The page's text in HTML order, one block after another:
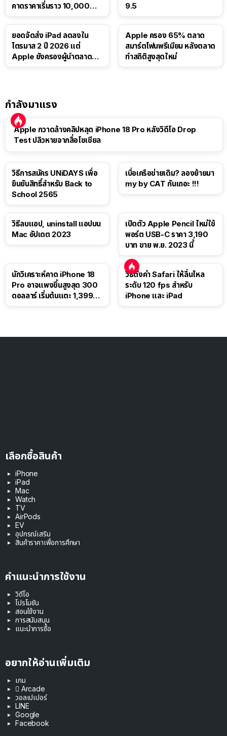
คาดราคาเริ่มราว 10,000
9.5
ยอดจัดส่ง iPad ลดลงใน
ไตรมาส 2 ปี 2026 แต่
Apple ยังครองผู้นำตลาด
Apple ครอง 65% ตลาด
สมาร์ตโฟนพรีเมียม หลังตลาด
ทำสถิติสูงสุดใหม่
กำลังมาแรง
Apple กวาดล้างคลิปหลุด iPhone 18 Pro หลังวิดีโอ Drop
Test ปลิวหายจากสื่อโซเชียล
วิธีการสมัคร UNiDAYS เพื่อ
ยืนยันสิทธิ์สำหรับ Back to
School 2565
เบื่อเครือข่ายเดิม? ลองย้ายมา
my by CAT กันเถอะ !!!
วิธีลบแอป, uninstall แอปบน
Mac อัปเดต 2023
เปิดตัว Apple Pencil ใหม่ใช้
พอร์ต USB-C ราคา 3,190
บาท ขาย พ.ย. 2023 นี้
นักวิเคราะห์คาด iPhone 18
Pro อาจแพงขึ้นสูงสุด 300
ดอลลาร์ เริ่มต้นแตะ 1,399
วิธีตั้งค่า Safari ให้ลื่นไหล
ระดับ 120 fps สำหรับ
iPhone และ iPad
เลือกซื้อสินค้า
iPhone
iPad
Mac
Watch
TV
AirPods
EV
อุปกรณ์เสริม
สินค้าราคาเพื่อการศึกษา
คำแนะนำการใช้งาน
วิดีโอ
โปรโมชัน
สอนใช้งาน
การสนับสนุน
แนะนำการซื้อ
อยากให้อ่านเพิ่มเติม
เกม
 Arcade
วอลเปเปอร์
LINE
Google
Facebook